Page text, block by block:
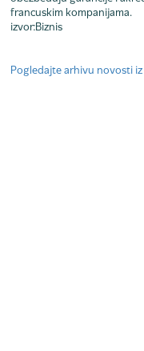
francuskim kompanijama.
izvor:Biznis
Pogledajte arhivu novosti iz